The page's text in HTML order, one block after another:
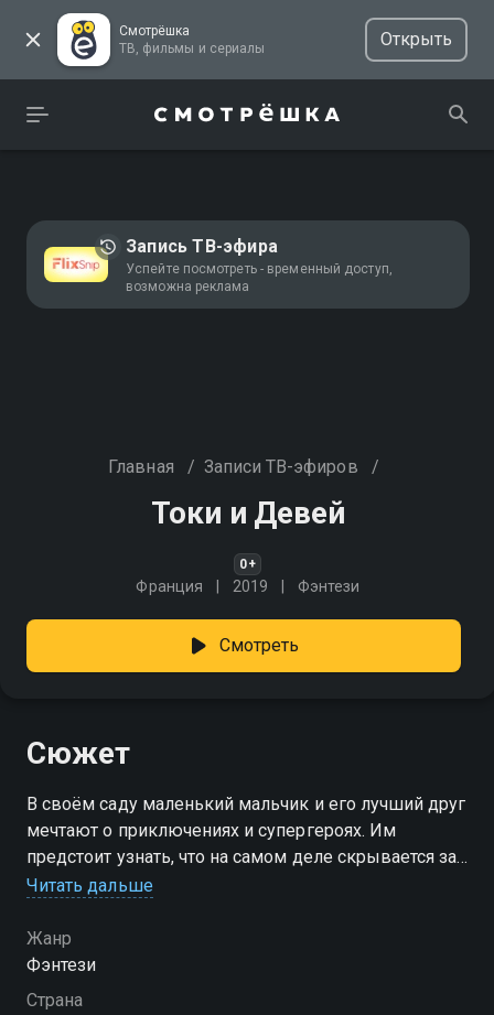
Смотрёшка
ТВ, фильмы и сериалы
Открыть
Запись ТВ-эфира
Успейте посмотреть - временный доступ,
возможна реклама
Главная / Записи ТВ-эфиров /
Токи и Девей
0+
Франция 2019 Фэнтези
Смотреть
Сюжет
В своём саду маленький мальчик и его лучший друг
мечтают о приключениях и супергероях. Им
предстоит узнать, что на самом деле скрывается за
этими образами
Читать дальше
Жанр
Фэнтези
Страна